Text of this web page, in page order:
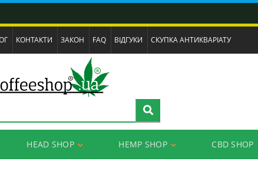
КОНТАКТИ ЗАКОН FAQ ВІДГУКИ СКУПКА АНТИКВАРІАТУ
HEAD SHOP HEMP SHOP CBD SHOP